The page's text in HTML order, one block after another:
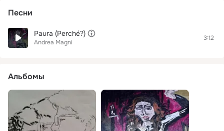
Песни
Paura (Perché?)
Andrea Magni
3:12
Альбомы